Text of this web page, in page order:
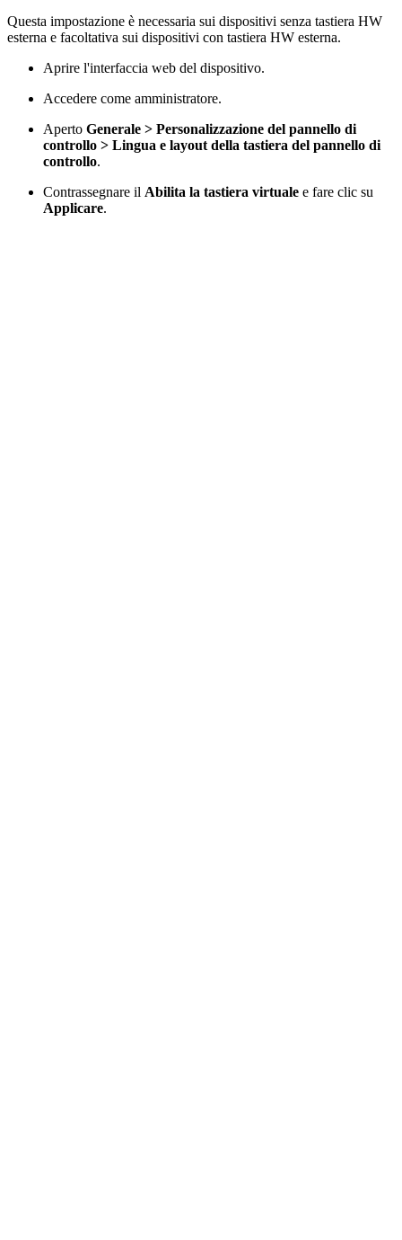
Questa impostazione è necessaria sui dispositivi senza tastiera HW
esterna e facoltativa sui dispositivi con tastiera HW esterna.
Aprire l'interfaccia web del dispositivo.
Accedere come amministratore.
Aperto Generale > Personalizzazione del pannello di
controllo > Lingua e layout della tastiera del pannello di
controllo.
Contrassegnare il Abilita la tastiera virtuale e fare clic su
Applicare.